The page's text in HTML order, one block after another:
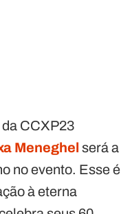
CCXP23
Meneghel será a
no evento. Esse é
à eterna